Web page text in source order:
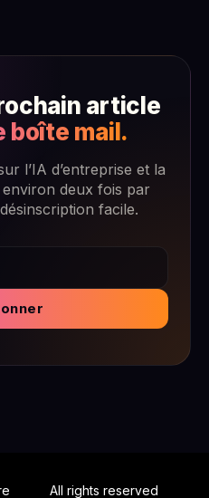
article
boîte mail.
l’IA d’entreprise et la
deux fois par
facile.
All rights reserved